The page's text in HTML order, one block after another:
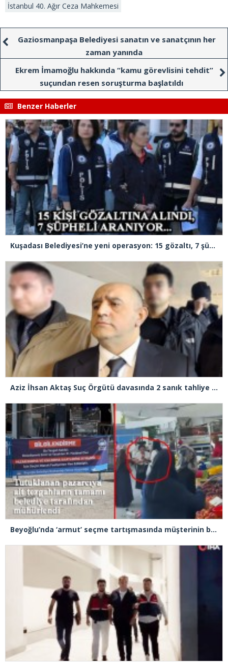
İstanbul 40. Ağır Ceza Mahkemesi
Gaziosmanpaşa Belediyesi sanatın ve sanatçının her
zaman yanında
Ekrem İmamoğlu hakkında “kamu görevlisini tehdit”
suçundan resen soruşturma başlatıldı
Benzer Haberler
Kuşadası Belediyesi’ne yeni operasyon: 15 gözaltı, 7 şüpheli aranıyor
Aziz İhsan Aktaş Suç Örgütü davasında 2 sanık tahliye edildi
Beyoğlu’nda ‘armut’ seçme tartışmasında müşterinin başına kalas fırlatan pazarcı tutuklandı